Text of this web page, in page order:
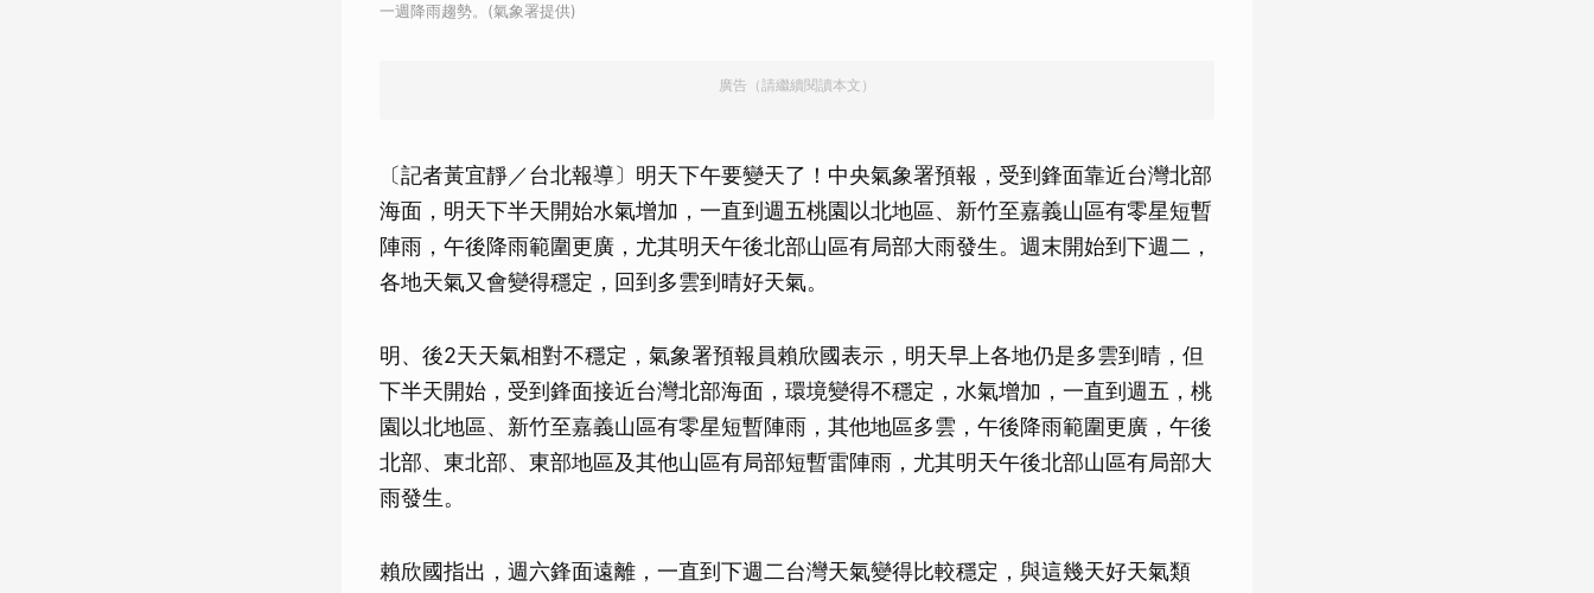
一週降雨趨勢。(氣象署提供)
廣告（請繼續閱讀本文）
〔記者黃宜靜／台北報導〕明天下午要變天了！中央氣象署預報，受到鋒面靠近台灣北部
海面，明天下半天開始水氣增加，一直到週五桃園以北地區、新竹至嘉義山區有零星短暫
陣雨，午後降雨範圍更廣，尤其明天午後北部山區有局部大雨發生。週末開始到下週二，
各地天氣又會變得穩定，回到多雲到晴好天氣。
明、後2天天氣相對不穩定，氣象署預報員賴欣國表示，明天早上各地仍是多雲到晴，但
下半天開始，受到鋒面接近台灣北部海面，環境變得不穩定，水氣增加，一直到週五，桃
園以北地區、新竹至嘉義山區有零星短暫陣雨，其他地區多雲，午後降雨範圍更廣，午後
北部、東北部、東部地區及其他山區有局部短暫雷陣雨，尤其明天午後北部山區有局部大
雨發生。
賴欣國指出，週六鋒面遠離，一直到下週二台灣天氣變得比較穩定，與這幾天好天氣類